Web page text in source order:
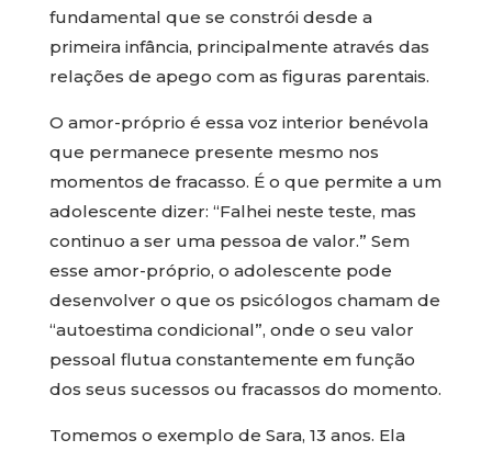
fundamental que se constrói desde a
primeira infância, principalmente através das
relações de apego com as figuras parentais.
O amor-próprio é essa voz interior benévola
que permanece presente mesmo nos
momentos de fracasso. É o que permite a um
adolescente dizer: “Falhei neste teste, mas
continuo a ser uma pessoa de valor.” Sem
esse amor-próprio, o adolescente pode
desenvolver o que os psicólogos chamam de
“autoestima condicional”, onde o seu valor
pessoal flutua constantemente em função
dos seus sucessos ou fracassos do momento.
Tomemos o exemplo de Sara, 13 anos. Ela